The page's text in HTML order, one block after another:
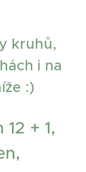
kruhů,
i na
:)
+ 1,